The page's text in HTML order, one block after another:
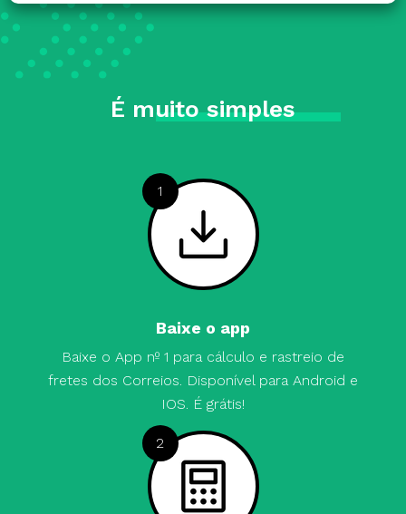
É muito simples
1
Baixe o app
Baixe o App nº 1 para cálculo e rastreio de
fretes dos Correios. Disponível para Android e
IOS. É grátis!
2